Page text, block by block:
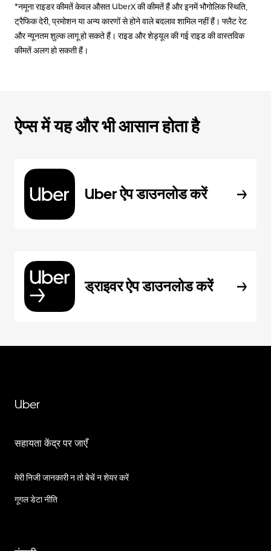
*नमूना राइडर कीमतें केवल औसत UberX की कीमतें हैं और इनमें भौगोलिक स्थिति,
ट्रैफिक देरी, प्रमोशन या अन्य कारणों से होने वाले बदलाव शामिल नहीं हैं। फ्लैट रेट
और न्यूनतम शुल्क लागू हो सकते हैं। राइड और शेड्यूल की गई राइड की वास्तविक
कीमतें अलग हो सकती हैं।
ऐप्स में यह और भी आसान होता है
Uber ऐप डाउनलोड करें
ड्राइवर ऐप डाउनलोड करें
Uber
सहायता केंद्र पर जाएँ
मेरी निजी जानकारी न तो बेचें न शेयर करें
गूगल डेटा नीति